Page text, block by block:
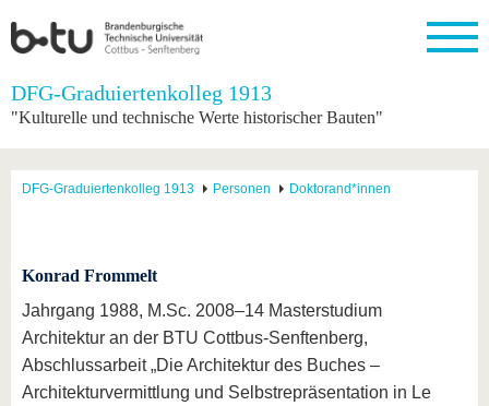
Startseite
Engagement
Partnerschaften
Strukturwandel
Forschung
Nachwuchs
Studium
Nach
dem
Studium
Profil
BTU ins
Ausland
Für
Fachkräfte
Gründen
BTU
Innovative
Transferprojekteerleben
DFG-Graduiertenkolleg 1913
"Kulturelle und technische Werte historischer Bauten"
DFG-Graduiertenkolleg 1913 Personen Doktorand*innen
Konrad Frommelt
Jahrgang 1988, M.Sc. 2008–14 Masterstudium
Architektur an der BTU Cottbus-Senftenberg,
Abschlussarbeit „Die Architektur des Buches –
Architekturvermittlung und Selbstrepräsentation in Le